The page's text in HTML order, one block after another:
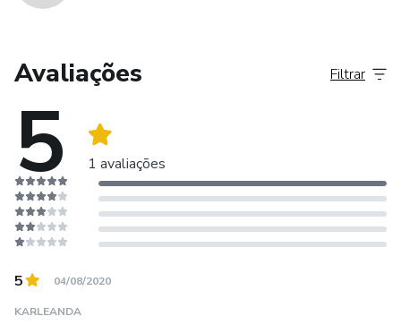
Avaliações
5 1 avaliações
Filtrar
5 04/08/2020
KARLEANDA